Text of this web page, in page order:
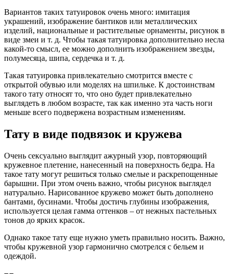
Вариантов таких татуировок очень много: имитация
украшений, изображение бантиков или металлических
изделий, национальные и растительные орнаменты, рисунок в
виде змеи и т. д. Чтобы такая татуировка дополнительно несла
какой-то смысл, ее можно дополнить изображением звезды,
полумесяца, шипа, сердечка и т. д.
Такая татуировка привлекательно смотрится вместе с
открытой обувью или моделях на шпильке. К достоинствам
такого тату относят то, что оно будет привлекательно
выглядеть в любом возрасте, так как именно эта часть ноги
меньше всего подвержена возрастным изменениям.
Тату в виде подвязок и кружева
Очень сексуально выглядит ажурный узор, повторяющий
кружевное плетение, нанесенный на поверхность бедра. На
такое тату могут решиться только смелые и раскрепощенные
барышни. При этом очень важно, чтобы рисунок выглядел
натурально. Нарисованное кружево может быть дополнено
бантами, бусинами. Чтобы достичь глубины изображения,
используется целая гамма оттенков – от нежных пастельных
тонов до ярких красок.
Однако такое тату еще нужно уметь правильно носить. Важно,
чтобы кружевной узор гармонично смотрелся с бельем и
одеждой.